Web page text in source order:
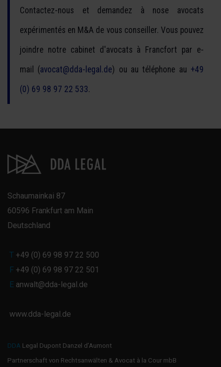
Contactez-nous et demandez à nose avocats
expérimentés en M&A de vous conseiller. Vous pouvez
joindre notre cabinet d'avocats à Francfort par e-
mail (avocat@dda-legal.de) ou au téléphone au +49
(0) 69 98 97 22 533.
Schaumainkai 87
60596 Frankfurt am Main
Deutschland
T +49 (0) 69 98 97 22 500
F +49 (0) 69 98 97 22 501
E anwalt@dda-legal.de
www.dda-legal.de
DDA Legal Dupont Danzel d’Aumont
Partnerschaft von Rechtsanwälten & Avocat à la Cour mbB